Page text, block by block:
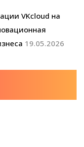
VKcloud на
19.05.2026